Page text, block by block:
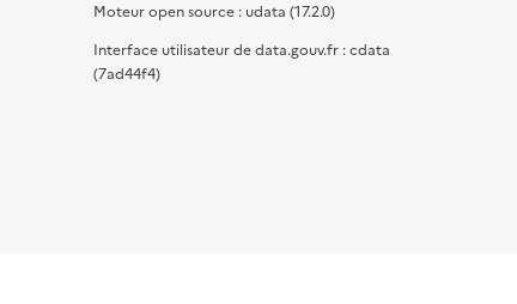
Moteur open source : udata (17.2.0)
Interface utilisateur de data.gouv.fr : cdata
(7ad44f4)